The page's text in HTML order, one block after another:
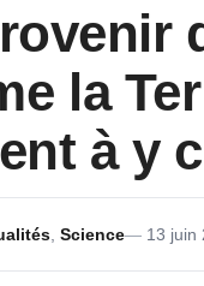
la
à y
13 juin
Science